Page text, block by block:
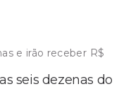
e irão receber R$
seis dezenas do